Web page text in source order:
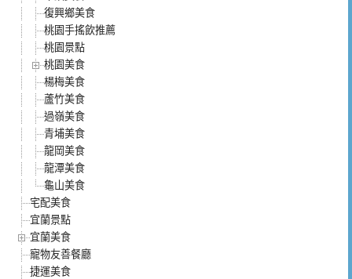
復興鄉美食
桃園手搖飲推薦
桃園景點
桃園美食
楊梅美食
蘆竹美食
過嶺美食
青埔美食
龍岡美食
龍潭美食
龜山美食
宅配美食
宜蘭景點
宜蘭美食
寵物友善餐廳
捷運美食